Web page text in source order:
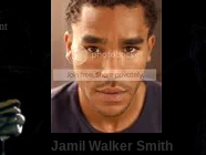
Jamil Walker Smith